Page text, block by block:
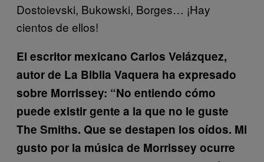
Dostoievski, Bukowski, Borges… ¡Hay
cientos de ellos!
El escritor mexicano Carlos Velázquez,
autor de La Biblia Vaquera ha expresado
sobre Morrissey: “No entiendo cómo
puede existir gente a la que no le guste
The Smiths. Que se destapen los oídos. Mi
gusto por la música de Morrissey ocurre